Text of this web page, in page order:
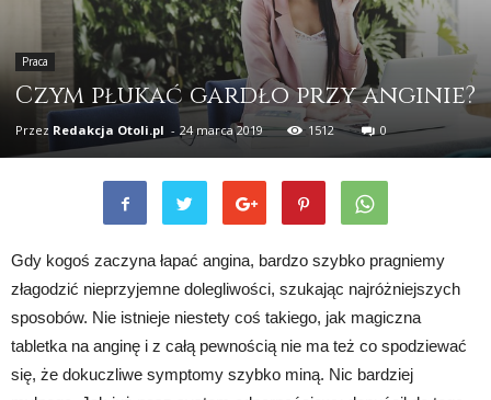
Praca
Czym płukać gardło przy anginie?
Przez Redakcja Otoli.pl - 24 marca 2019 1512 0
Gdy kogoś zaczyna łapać angina, bardzo szybko pragniemy
złagodzić nieprzyjemne dolegliwości, szukając najróżniejszych
sposobów. Nie istnieje niestety coś takiego, jak magiczna
tabletka na anginę i z całą pewnością nie ma też co spodziewać
się, że dokuczliwe symptomy szybko miną. Nic bardziej